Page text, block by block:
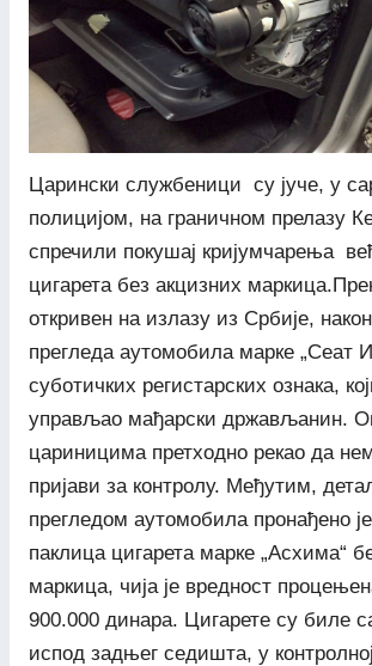
Царински службеници су јуче, у
полицијом, на граничном прелазу
спречили покушај кријумчарења
цигарета без акцизних
откривен на излазу из Србије,
прегледа аутомобила марке „Сеат
суботичких регистарских ознака,
управљао мађарски држављанин.
цариницима претходно рекао да
пријави за контролу. Међутим,
прегледом аутомобила пронађено
паклица цигарета марке „Асхима“
маркица, чија је вредност
900.000 динара. Цигарете су биле
испод задњег седишта, у